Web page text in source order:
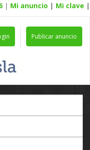
| Mi anuncio | Mi clave |
Publicar anuncio